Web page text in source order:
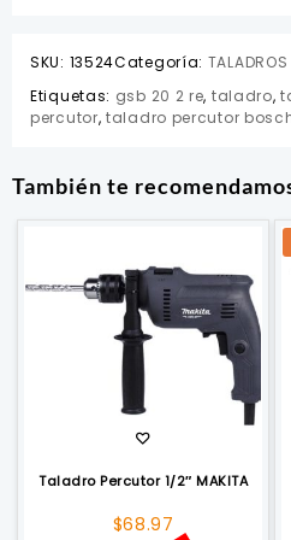
SKU: 13524Categoría:
Etiquetas: gsb 20 2 re, taladro,
percutor,taladro percutor
También te
Taladro Percutor 1/2″ MAKITA
$68.97